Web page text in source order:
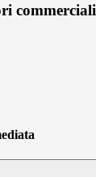
commerciali